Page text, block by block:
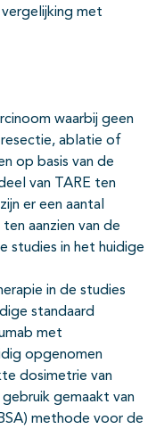
met
waarbij geen
ablatie of
op basis van de
van TARE ten
er een aantal
aanzien van de
studies in het huidige
in de studies
standaard
met
opgenomen
dosimetrie van
gemaakt van
methode voor de